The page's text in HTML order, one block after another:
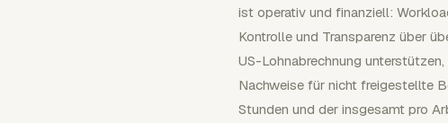
ist operativ und finanziell:
Kontrolle und Transparenz über
US-Lohnabrechnung
Nachweise für nicht freigestellte
Stunden und der insgesamt pro